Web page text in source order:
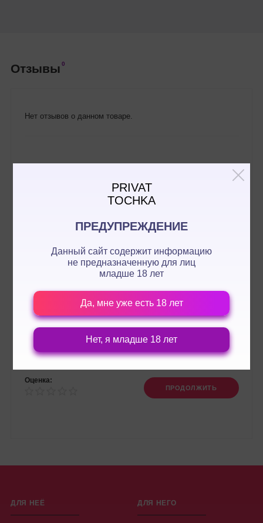
PRIVAT
TOCHKA
ПРЕДУПРЕЖДЕНИЕ
Данный сайт содержит информацию
не предназначенную для лиц
младше 18 лет
Да, мне уже есть 18 лет
Нет, я младше 18 лет
Отзывы 0
Нет отзывов о данном товаре.
Оценка:
ПРОДОЛЖИТЬ
ДЛЯ НЕЁ ДЛЯ НЕГО